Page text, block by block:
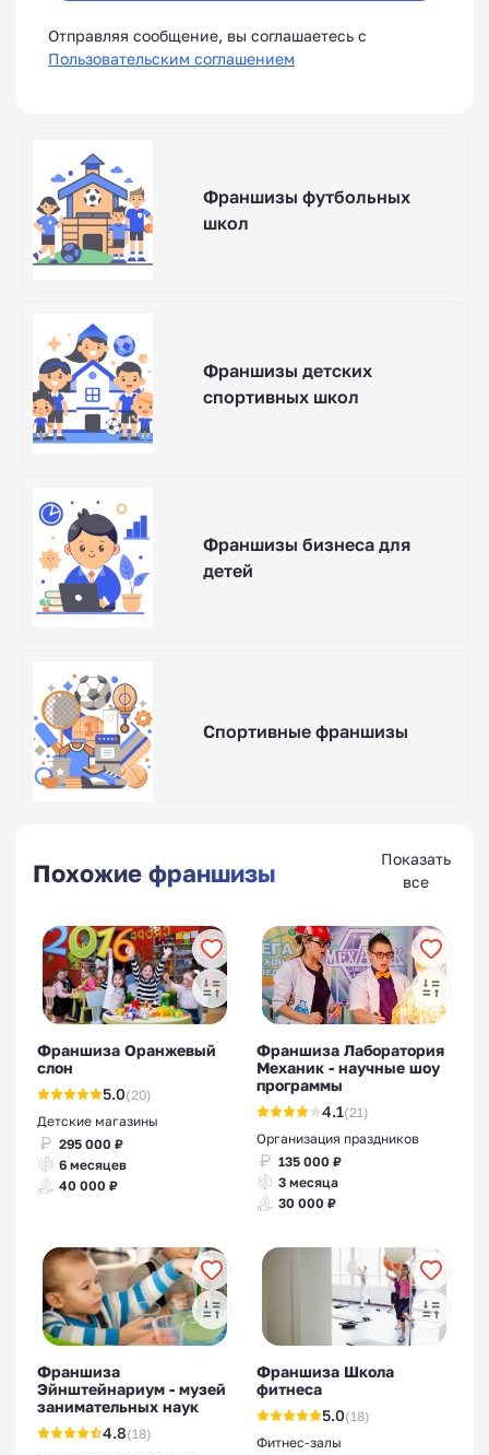
Отправляя сообщение, вы соглашаетесь с
Пользовательским соглашением
Франшизы футбольных
школ
Франшизы детских
спортивных школ
Франшизы бизнеса для
детей
Спортивные франшизы
Похожие франшизы
Показать
все
Франшиза Оранжевый
слон
5.0(20)
Детские магазины
295 000 ₽
6 месяцев
40 000 ₽
Франшиза Лаборатория
Механик - научные шоу
программы
4.1(21)
Организация праздников
135 000 ₽
3 месяца
30 000 ₽
Франшиза
Эйнштейнариум - музей
занимательных наук
4.8(18)
Франшиза Школа
фитнеса
5.0(18)
Фитнес-залы